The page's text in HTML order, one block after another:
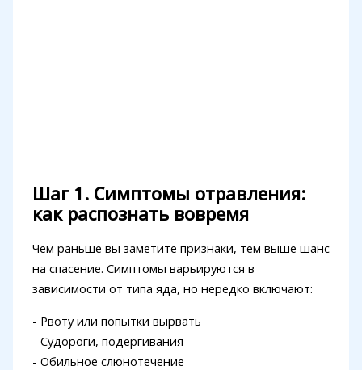
Шаг 1. Симптомы отравления:
как распознать вовремя
Чем раньше вы заметите признаки, тем выше шанс
на спасение. Симптомы варьируются в
зависимости от типа яда, но нередко включают:
- Рвоту или попытки вырвать
- Судороги, подергивания
- Обильное слюнотечение